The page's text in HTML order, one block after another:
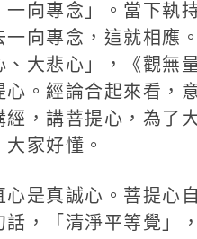
向專念」。當下執
向專念，這就相應
大悲心」，《觀無
。經論合起來看，
，講菩提心，為了
家好懂。
是真誠心。菩提心
，「清淨平等覺」